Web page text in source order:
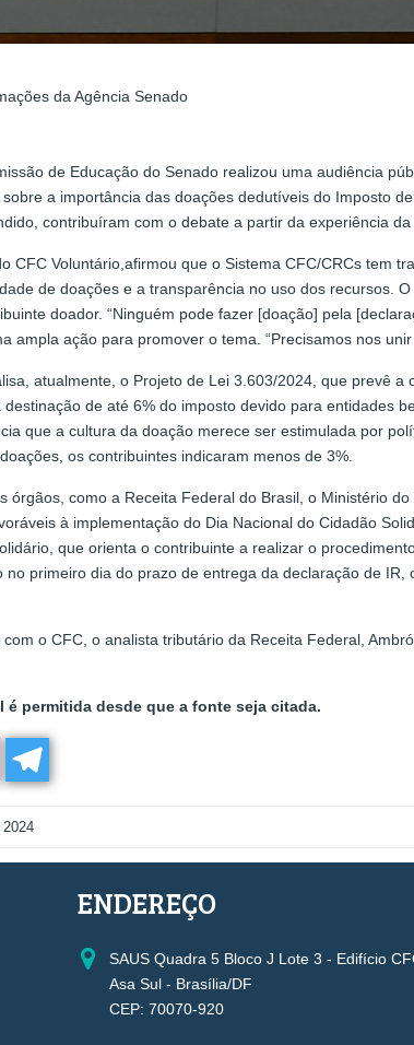
da Agência Senado
de Educação do Senado realizou uma audiência
a importância das doações dedutíveis do Imposto
contribuíram com o debate a partir da experiência
CFC Voluntário,afirmou que o Sistema CFC/CRCs tem
de doações e a transparência no uso dos recursos.
doador. “Ninguém pode fazer [doação] pela
ampla ação para promover o tema. “Precisamos nos
atualmente, o Projeto de Lei 3.603/2024, que prevê
de até 6% do imposto devido para entidades
que a cultura da doação merece ser estimulada por
os contribuintes indicaram menos de 3%.
órgãos, como a Receita Federal do Brasil, o Ministério
à implementação do Dia Nacional do Cidadão
que orienta o contribuinte a realizar o
no primeiro dia do prazo de entrega da declaração de
o CFC, o analista tributário da Receita Federal,
é permitida desde que a fonte seja citada.
2024
ENDEREÇO
SAUS Quadra 5 Bloco J Lote 3 - Edifício
Asa Sul - Brasília/DF
CEP: 70070-920